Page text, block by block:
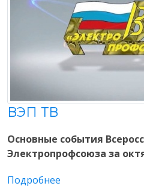
ВЭП ТВ
Основные события
Электропрофсоюза за
Подробнее